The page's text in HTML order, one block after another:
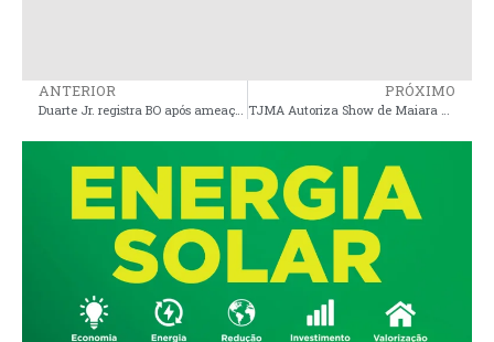
ANTERIOR
Duarte Jr. registra BO após ameaças de Edson Araújo em mensagem
PRÓXIMO
TJMA Autoriza Show de Maiara & Maraisa em Governador Nunes Freire